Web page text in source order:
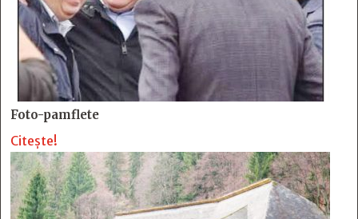
Foto-pamflete
Citește!